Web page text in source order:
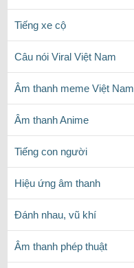
Tiếng xe cộ
Câu nói Viral Việt Nam
Âm thanh meme Việt Nam
Âm thanh Anime
Tiếng con người
Hiệu ứng âm thanh
Đánh nhau, vũ khí
Âm thanh phép thuật